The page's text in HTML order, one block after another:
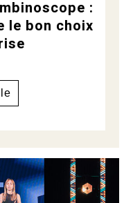
:
le bon choix